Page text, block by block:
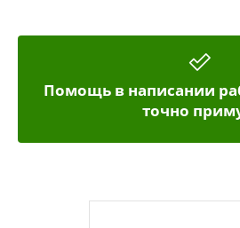
Помощь в написании
точно